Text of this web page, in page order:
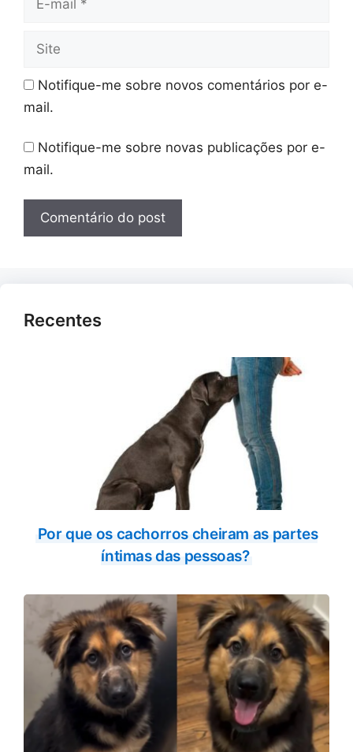
Site
Notifique-me sobre novos comentários por e-
mail.
Notifique-me sobre novas publicações por e-
mail.
Recentes
Por que os cachorros cheiram as partes
íntimas das pessoas?